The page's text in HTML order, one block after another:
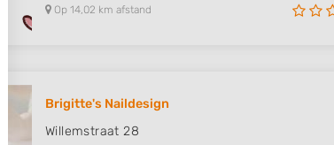
Op 14,02 km afstand
Brigitte's Naildesign
Willemstraat 28